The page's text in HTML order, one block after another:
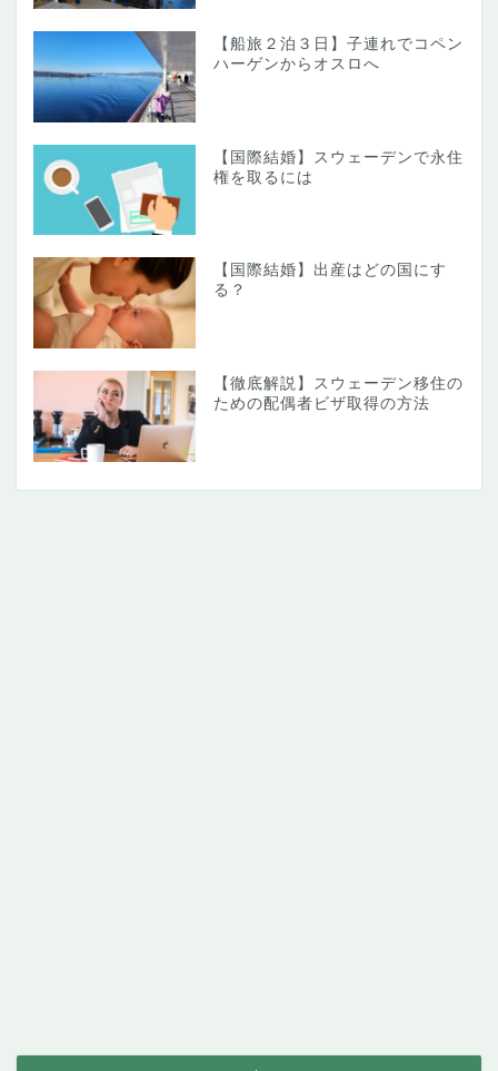
【船旅２泊３日】子連れでコペン
ハーゲンからオスロへ
【国際結婚】スウェーデンで永住
権を取るには
【国際結婚】出産はどの国にす
る？
【徹底解説】スウェーデン移住の
ための配偶者ビザ取得の方法